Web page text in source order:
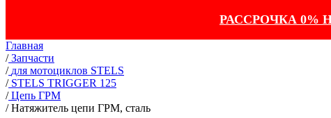
РАССРОЧКА 0%
Главная
/ Запчасти
/ для мотоциклов STELS
/ STELS TRIGGER 125
/ Цепь ГРМ
/Натяжитель цепи ГРМ, сталь